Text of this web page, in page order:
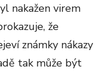
nakažen virem
že
známky nákazy
tak může být